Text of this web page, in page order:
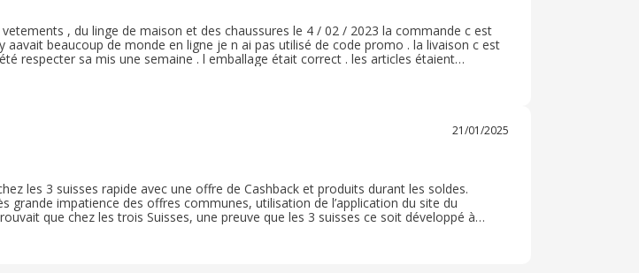
, du linge de maison et des chaussures le 4 / 02 / 2023 la commande c est
aavait beaucoup de monde en ligne je n ai pas utilisé de code promo . la livaison c est
respecter sa mis une semaine . l emballage était correct . les articles étaient
la qualité étais au rendez- vous . j ai retourner des articles qui ne me convenait pas le
21/01/2025
les 3 suisses rapide avec une offre de Cashback et produits durant les soldes.
grande impatience des offres communes, utilisation de l’application du site du
que chez les trois Suisses, une preuve que les 3 suisses ce soit développé à
produits de marque de grandes marques. Envoie dans des délais prises de commande
mon produit.